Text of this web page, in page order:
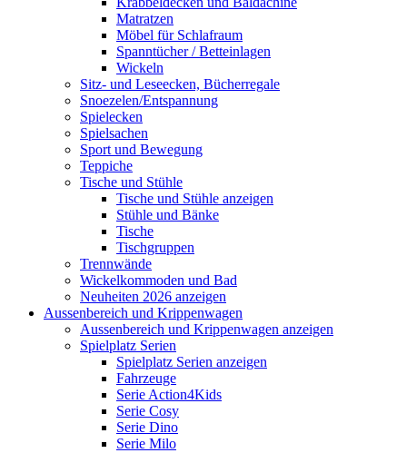
Matratzen
Möbel für Schlafraum
Spanntücher / Betteinlagen
Wickeln
Sitz- und Leseecken, Bücherregale
Snoezelen/Entspannung
Spielecken
Spielsachen
Sport und Bewegung
Teppiche
Tische und Stühle
Tische und Stühle anzeigen
Stühle und Bänke
Tische
Tischgruppen
Trennwände
Wickelkommoden und Bad
Neuheiten 2026 anzeigen
Aussenbereich und Krippenwagen
Aussenbereich und Krippenwagen anzeigen
Spielplatz Serien
Spielplatz Serien anzeigen
Fahrzeuge
Serie Action4Kids
Serie Cosy
Serie Dino
Serie Milo